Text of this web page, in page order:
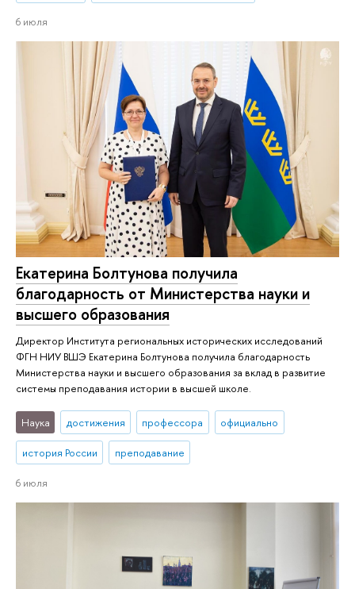
6 июля
Екатерина Болтунова получила
благодарность от Министерства науки и
высшего образования
Директор Института региональных исторических исследований
ФГН НИУ ВШЭ Екатерина Болтунова получила благодарность
Министерства науки и высшего образования за вклад в развитие
системы преподавания истории в высшей школе.
Наука достижения профессора официально
история России преподавание
6 июля